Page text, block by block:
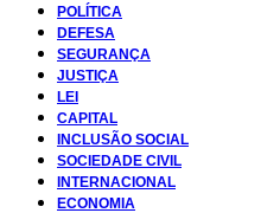
POLÍTICA
DEFESA
SEGURANÇA
JUSTIÇA
LEI
CAPITAL
INCLUSÃO SOCIAL
SOCIEDADE CIVIL
INTERNACIONAL
ECONOMIA